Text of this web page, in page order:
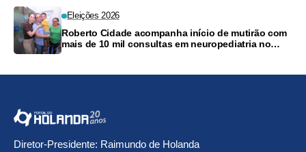
Eleições 2026
Roberto Cidade acompanha início de mutirão com
mais de 10 mil consultas em neuropediatria no
Diretor-Presidente: Raimundo de Holanda